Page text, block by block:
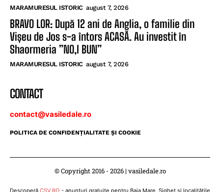
MARAMURESUL ISTORIC august 7, 2026
BRAVO LOR: După 12 ani de Anglia, o familie din
Vișeu de Jos s-a întors ACASĂ. Au investit în
Shaormeria ”NO,I BUN”
MARAMURESUL ISTORIC august 7, 2026
CONTACT
contact@vasiledale.ro
POLITICA DE CONFIDENŢIALITATE ŞI COOKIE
© Copyright 2016 - 2026 | vasiledale.ro
Descoperă CSV.RO - anunțuri gratuite pentru Baia Mare, Sighet și localitățile